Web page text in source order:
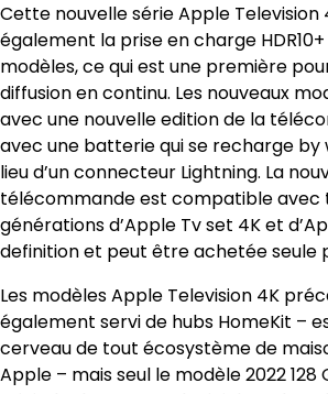
Cette nouvelle série Apple
également la prise en charge
modèles, ce qui est une première
diffusion en continu. Les nouveaux
avec une nouvelle edition de la
avec une batterie qui se recharge by
lieu d’un connecteur Lightning. La
télécommande est compatible avec
générations d’Apple Tv set 4K et
definition et peut être achetée seule
Les modèles Apple Television 4K
également servi de hubs HomeKit –
cerveau de tout écosystème de
Apple – mais seul le modèle 2022 128